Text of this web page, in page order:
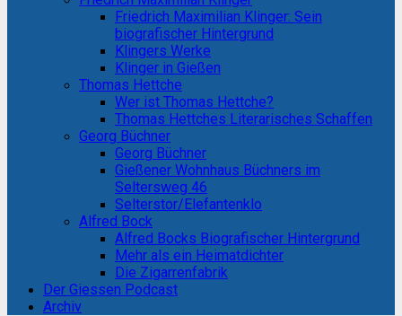
Friedrich Maximilian Klinger: Sein
biografischer Hintergrund
Klingers Werke
Klinger in Gießen
Thomas Hettche
Wer ist Thomas Hettche?
Thomas Hettches Literarisches Schaffen
Georg Büchner
Georg Büchner
Gießener Wohnhaus Büchners im
Seltersweg 46
Selterstor/Elefantenklo
Alfred Bock
Alfred Bocks Biografischer Hintergrund
Mehr als ein Heimatdichter
Die Zigarrenfabrik
Der Giessen Podcast
Archiv